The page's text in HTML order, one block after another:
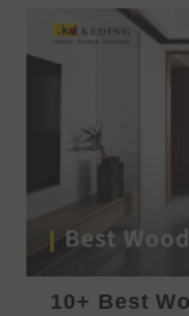
10+ Best